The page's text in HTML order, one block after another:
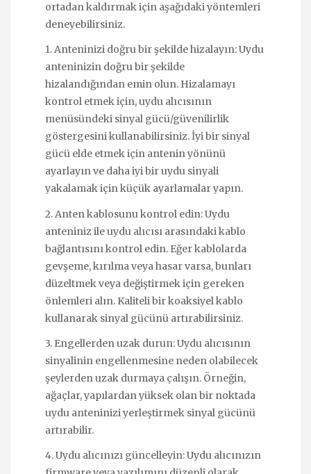
ortadan kaldırmak için aşağıdaki yöntemleri
deneyebilirsiniz.
1. Anteninizi doğru bir şekilde hizalayın: Uydu
anteninizin doğru bir şekilde
hizalandığından emin olun. Hizalamayı
kontrol etmek için, uydu alıcısının
menüsündeki sinyal gücü/güvenilirlik
göstergesini kullanabilirsiniz. İyi bir sinyal
gücü elde etmek için antenin yönünü
ayarlayın ve daha iyi bir uydu sinyali
yakalamak için küçük ayarlamalar yapın.
2. Anten kablosunu kontrol edin: Uydu
anteniniz ile uydu alıcısı arasındaki kablo
bağlantısını kontrol edin. Eğer kablolarda
gevşeme, kırılma veya hasar varsa, bunları
düzeltmek veya değiştirmek için gereken
önlemleri alın. Kaliteli bir koaksiyel kablo
kullanarak sinyal gücünü artırabilirsiniz.
3. Engellerden uzak durun: Uydu alıcısının
sinyalinin engellenmesine neden olabilecek
şeylerden uzak durmaya çalışın. Örneğin,
ağaçlar, yapılardan yüksek olan bir noktada
uydu anteninizi yerleştirmek sinyal gücünü
artırabilir.
4. Uydu alıcınızı güncelleyin: Uydu alıcınızın